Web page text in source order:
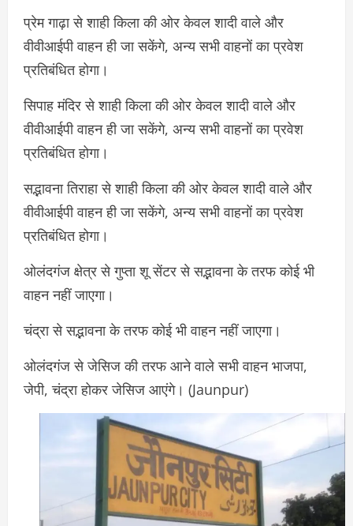
प्रेम गाढ़ा से शाही किला की ओर केवल शादी वाले और
वीवीआईपी वाहन ही जा सकेंगे, अन्य सभी वाहनों का प्रवेश
प्रतिबंधित होगा।
सिपाह मंदिर से शाही किला की ओर केवल शादी वाले और
वीवीआईपी वाहन ही जा सकेंगे, अन्य सभी वाहनों का प्रवेश
प्रतिबंधित होगा।
सद्भावना तिराहा से शाही किला की ओर केवल शादी वाले और
वीवीआईपी वाहन ही जा सकेंगे, अन्य सभी वाहनों का प्रवेश
प्रतिबंधित होगा।
ओलंदगंज क्षेत्र से गुप्ता शू सेंटर से सद्भावना के तरफ कोई भी
वाहन नहीं जाएगा।
चंद्रा से सद्भावना के तरफ कोई भी वाहन नहीं जाएगा।
ओलंदगंज से जेसिज की तरफ आने वाले सभी वाहन भाजपा,
जेपी, चंद्रा होकर जेसिज आएंगे। (Jaunpur)